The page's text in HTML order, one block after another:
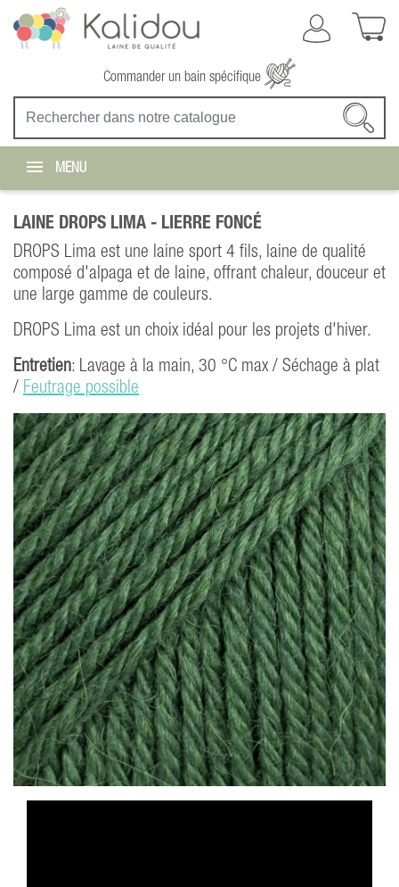
Commander un bain spécifique
MENU
LAINE DROPS LIMA - LIERRE FONCÉ
DROPS Lima est une laine sport 4 fils, laine de qualité
composé d'alpaga et de laine, offrant chaleur, douceur et
une large gamme de couleurs.
DROPS Lima est un choix idéal pour les projets d'hiver.
Entretien: Lavage à la main, 30 °C max / Séchage à plat
/ Feutrage possible